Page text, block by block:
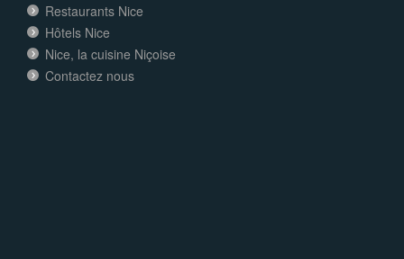
Restaurants Nice
Hôtels Nice
Nice, la cuisine Niçoise
Contactez nous